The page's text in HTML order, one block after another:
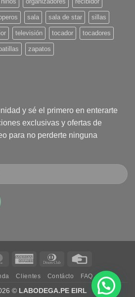
sala sala de star sillas
televisión tocador tocadores
zapatos
y sé el primero en enterarte
exclusivas y ofertas de
para no perderte ninguna
MasterCardAmerican
Dinners
Card
Clientes Contácto FAQ
© LABODEGA.PE EIRL